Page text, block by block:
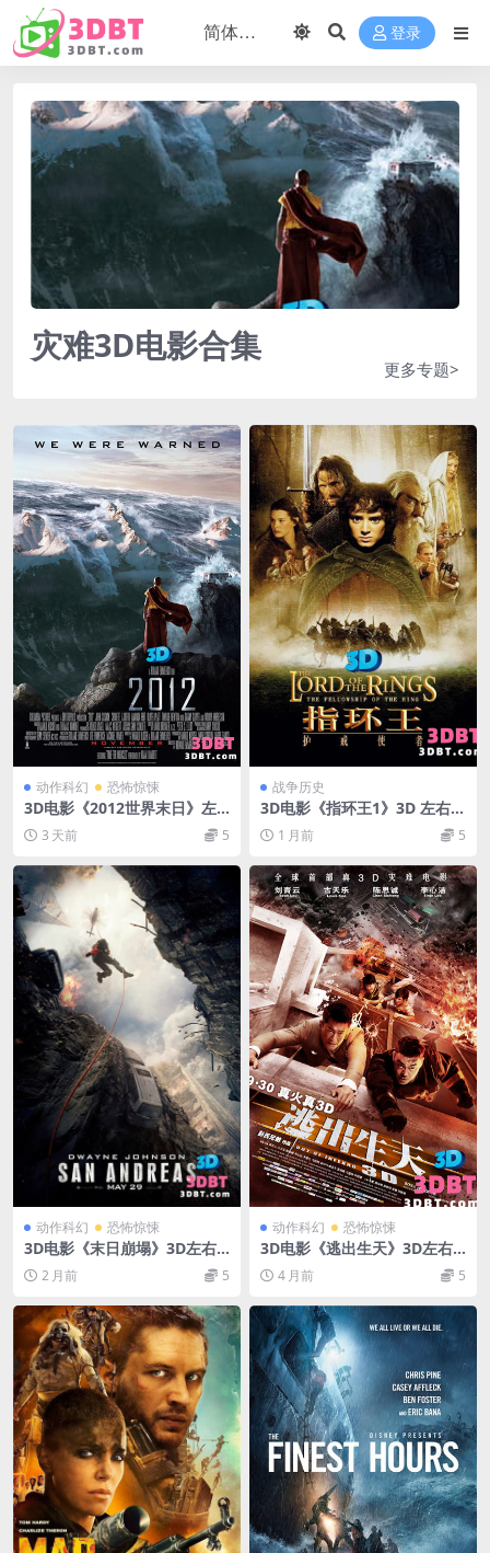
登录
灾难3D电影合集
更多专题>
动作科幻 恐怖惊悚
3D电影《2012世界末日》左
右3D版 国语高清 下载
3 天前 5
战争历史
3D电影《指环王1》3D 左右格
式 VR投影仪3D电影 高清网盘
下载1 月前 5
动作科幻 恐怖惊悚
3D电影《末日崩塌》3D左右
格式 分屏电影 网盘下载 3DVR
电影高清下载
2 月前 5
动作科幻 恐怖惊悚
3D电影《逃出生天》3D左右
格式 高清网盘 下载 VR3D版下
载 4 月前 5